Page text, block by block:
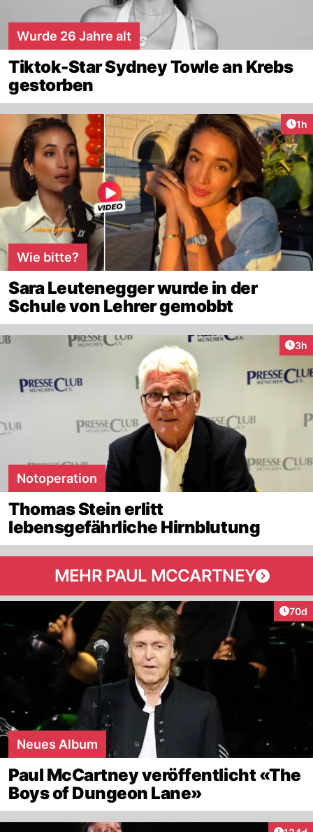
Wurde 26 Jahre alt
Tiktok-Star Sydney Towle an Krebs
gestorben
1h
Wie bitte?
Sara Leutenegger wurde in der
Schule von Lehrer gemobbt
3h
Notoperation
Thomas Stein erlitt
lebensgefährliche Hirnblutung
MEHR PAUL MCCARTNEY
70d
Neues Album
Paul McCartney veröffentlicht «The
Boys of Dungeon Lane»